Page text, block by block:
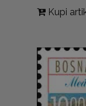
Kupi